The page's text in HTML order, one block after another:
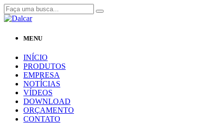
MENU
INÍCIO
PRODUTOS
EMPRESA
NOTÍCIAS
VÍDEOS
DOWNLOAD
ORÇAMENTO
CONTATO